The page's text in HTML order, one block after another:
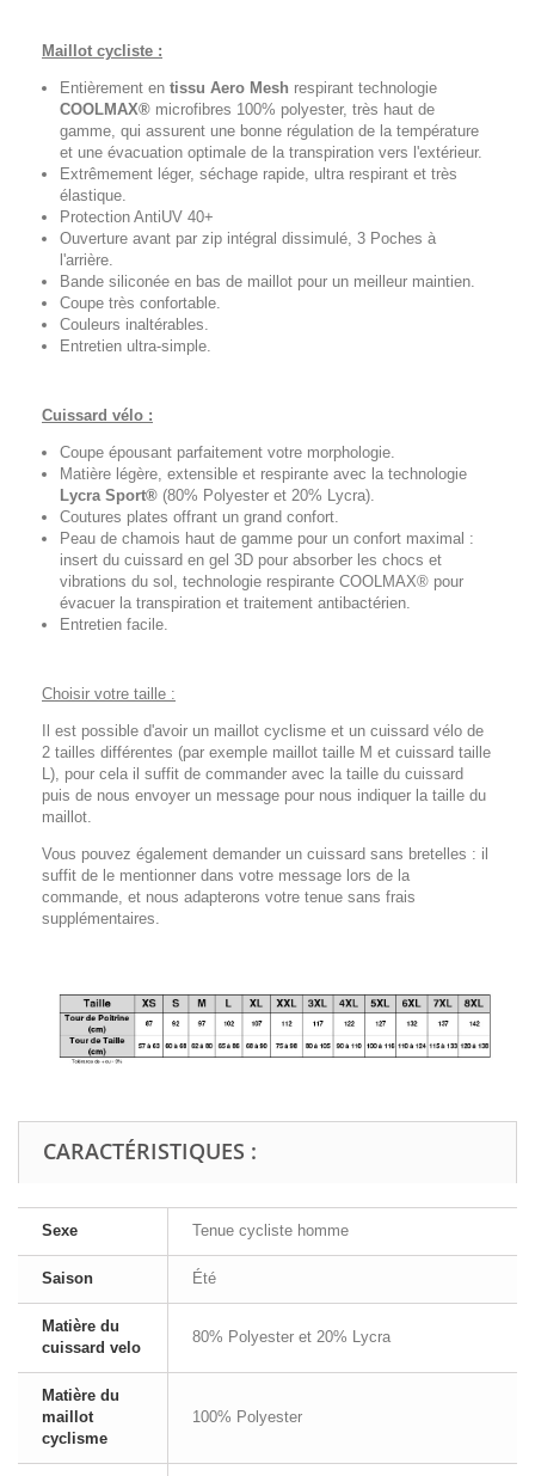
Maillot cycliste :
Entièrement en tissu Aero Mesh respirant technologie
COOLMAX® microfibres 100% polyester, très haut de
gamme, qui assurent une bonne régulation de la température
et une évacuation optimale de la transpiration vers l'extérieur.
Extrêmement léger, séchage rapide, ultra respirant et très
élastique.
Protection AntiUV 40+
Ouverture avant par zip intégral dissimulé, 3 Poches à
l'arrière.
Bande siliconée en bas de maillot pour un meilleur maintien.
Coupe très confortable.
Couleurs inaltérables.
Entretien ultra-simple.
Cuissard vélo :
Coupe épousant parfaitement votre morphologie.
Matière légère, extensible et respirante avec la technologie
Lycra Sport® (80% Polyester et 20% Lycra).
Coutures plates offrant un grand confort.
Peau de chamois haut de gamme pour un confort maximal :
insert du cuissard en gel 3D pour absorber les chocs et
vibrations du sol, technologie respirante COOLMAX® pour
évacuer la transpiration et traitement antibactérien.
Entretien facile.
Choisir votre taille :
Il est possible d'avoir un maillot cyclisme et un cuissard vélo de
2 tailles différentes (par exemple maillot taille M et cuissard taille
L), pour cela il suffit de commander avec la taille du cuissard
puis de nous envoyer un message pour nous indiquer la taille du
maillot.
Vous pouvez également demander un cuissard sans bretelles : il
suffit de le mentionner dans votre message lors de la
commande, et nous adapterons votre tenue sans frais
supplémentaires.
CARACTÉRISTIQUES :
Sexe Tenue cycliste homme
Saison Été
Matière du
cuissard velo
80% Polyester et 20% Lycra
Matière du
maillot
cyclisme
100% Polyester